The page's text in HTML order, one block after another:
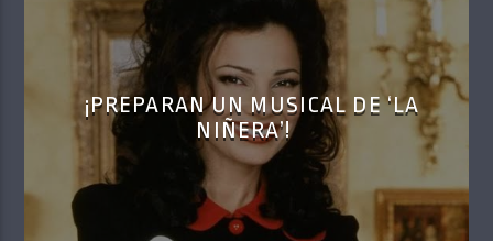
¡PREPARAN UN MUSICAL DE ‘LA
NIÑERA’!